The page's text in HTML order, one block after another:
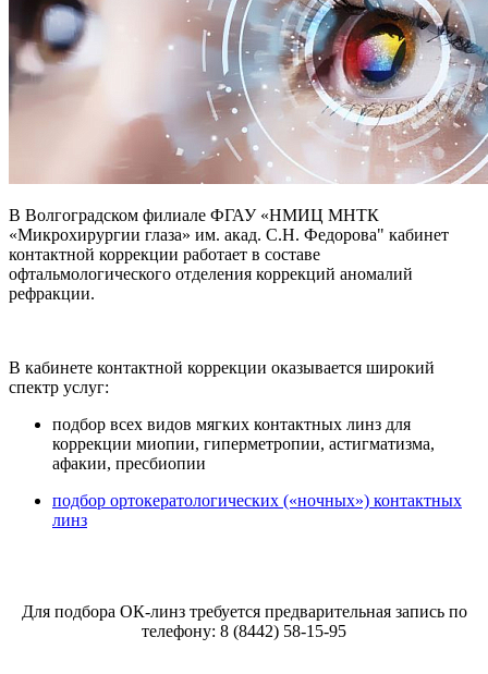
В Волгоградском филиале ФГАУ «НМИЦ МНТК
«Микрохирургии глаза» им. акад. С.Н. Федорова" кабинет
контактной коррекции работает в составе
офтальмологического отделения коррекций аномалий
рефракции.
В кабинете контактной коррекции оказывается широкий
спектр услуг:
подбор всех видов мягких контактных линз для
коррекции миопии, гиперметропии, астигматизма,
афакии, пресбиопии
подбор ортокератологических («ночных») контактных
линз
Для подбора ОК-линз требуется предварительная запись по
телефону: 8 (8442) 58-15-95